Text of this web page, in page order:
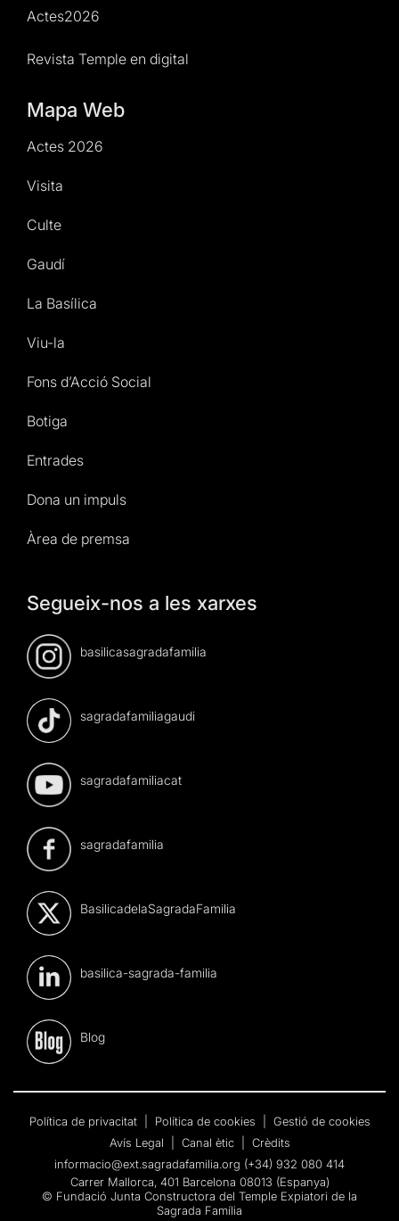
Actes2026
Revista Temple en digital
Mapa Web
Actes 2026
Visita
Culte
Gaudí
La Basílica
Viu-la
Fons d’Acció Social
Botiga
Entrades
Dona un impuls
Àrea de premsa
Segueix-nos a les xarxes
basilicasagradafamilia
sagradafamiliagaudi
sagradafamiliacat
sagradafamilia
BasilicadelaSagradaFamilia
basilica-sagrada-familia
Blog
Política de privacitat Política de cookies
Gestió de cookies
Avís Legal
Canal ètic
Crèdits
informacio@ext.sagradafamilia.org (+34) 932 080 414
Carrer Mallorca, 401 Barcelona 08013 (Espanya)
© Fundació Junta Constructora del Temple Expiatori de la
Sagrada Família